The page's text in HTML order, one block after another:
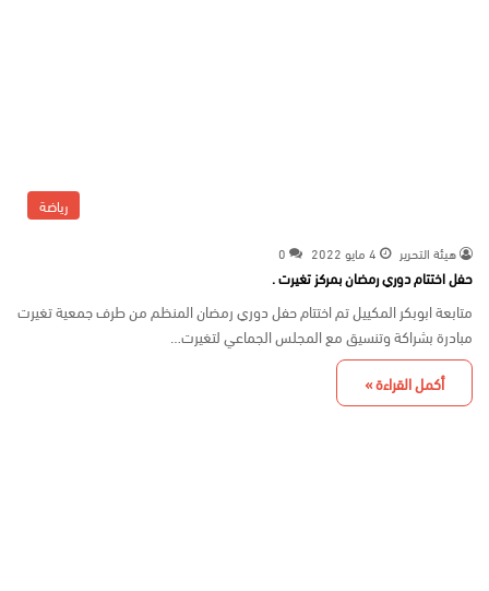
رياضة
هيئة التحرير 4 مايو 2022 0
حفل اختتام دوري رمضان بمركز تغيرت .
متابعة ابوبكر المكييل تم اختتام حفل دوري رمضان المنظم من طرف جمعية تغيرت
مبادرة بشراكة وتنسيق مع المجلس الجماعي لتغيرت…
أكمل القراءة »